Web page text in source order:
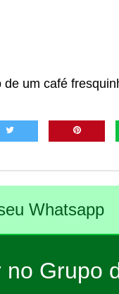
um café
Whatsapp
no Grupo